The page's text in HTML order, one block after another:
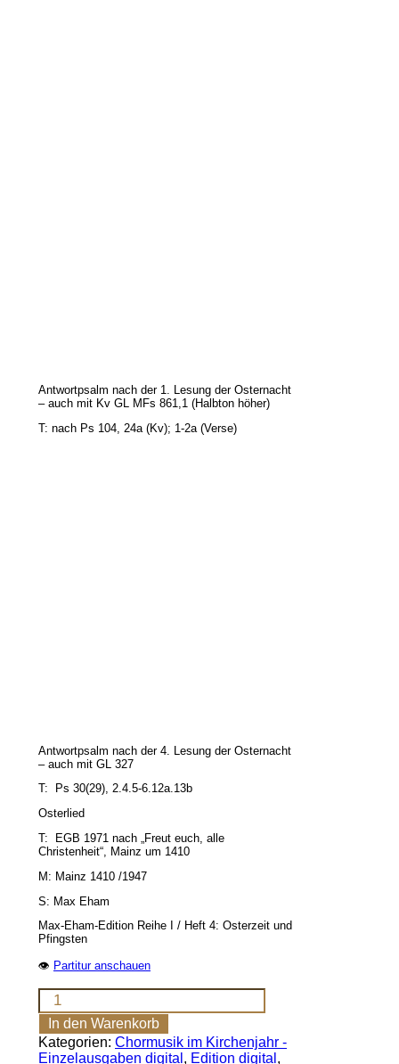
Antwortpsalm nach der 1. Lesung der Osternacht
– auch mit Kv GL MFs 861,1 (Halbton höher)
T: nach Ps 104, 24a (Kv); 1-2a (Verse)
Antwortpsalm nach der 4. Lesung der Osternacht
– auch mit GL 327
T: Ps 30(29), 2.4.5-6.12a.13b
Osterlied
T: EGB 1971 nach „Freut euch, alle
Christenheit“, Mainz um 1410
M: Mainz 1410 /1947
S: Max Eham
Max-Eham-Edition Reihe I / Heft 4: Osterzeit und
Pfingsten
👁 Partitur anschauen
Nun
freue
dich,
du
Christenheit
In den Warenkorb
Kategorien: Chormusik im Kirchenjahr -
Einzelausgaben digital , Edition digital ,